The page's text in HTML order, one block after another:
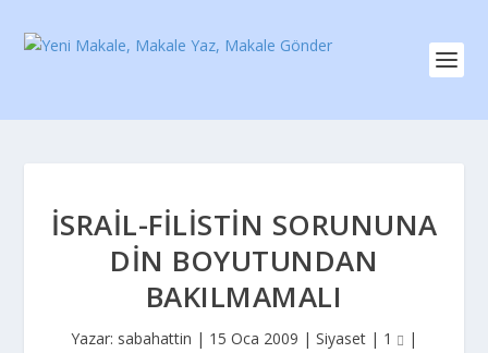
İSRAIL-FILISTIN SORUNUNA
DIN BOYUTUNDAN
BAKILMAMALI
Yazar: sabahattin | 15 Oca 2009 | Siyaset | 1 |